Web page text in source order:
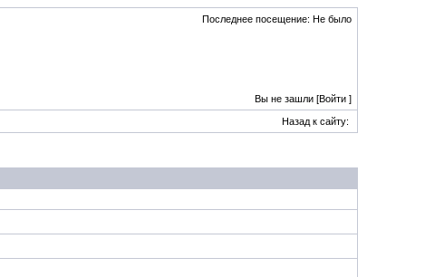
Последнее посещение: Не было
Вы не зашли [Войти]
Назад к сайту: